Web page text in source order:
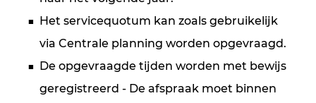
Het servicequotum kan zoals gebruikelijk
via Centrale planning worden opgevraagd.
De opgevraagde tijden worden met bewijs
geregistreerd - De afspraak moet binnen